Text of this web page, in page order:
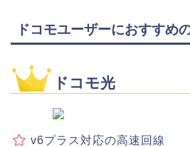
ドコモユーザーにおすすめ
ドコモ光
v6プラス対応の高速回線